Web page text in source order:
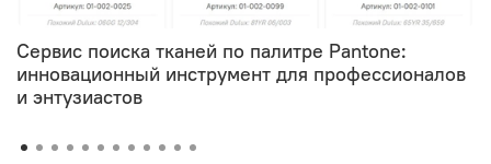
Сервис поиска тканей по палитре Pantone:
инновационный инструмент для профессионалов
и энтузиастов